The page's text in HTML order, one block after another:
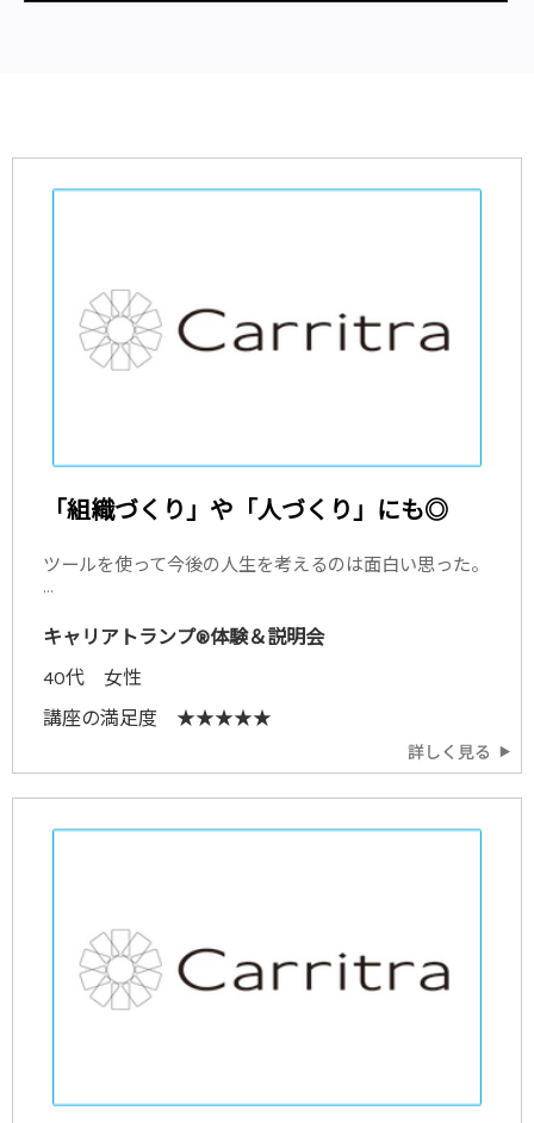
「組織づくり」や「人づくり」にも◎
ツールを使って今後の人生を考えるのは面白い思った。
...
キャリアトランプ®体験＆説明会
40代 女性
講座の満足度 ★★★★★